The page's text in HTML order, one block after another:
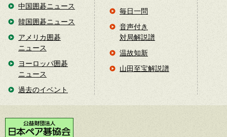
中国囲碁ニュース
韓国囲碁ニュース
アメリカ囲碁
ニュース
ヨーロッパ囲碁
ニュース
過去のイベント
毎日一問
音声付き
対局解説譜
温故知新
山田至宝解説譜